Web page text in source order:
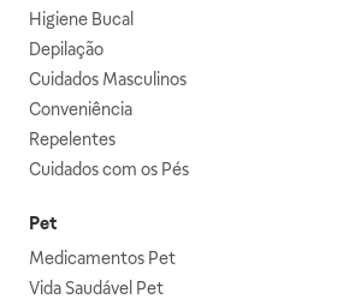
Higiene Bucal
Depilação
Cuidados Masculinos
Conveniência
Repelentes
Cuidados com os Pés
Pet
Medicamentos Pet
Vida Saudável Pet